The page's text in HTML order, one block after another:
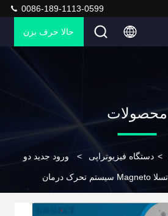
0086-189-1113-0599
حالا حرف بزن
محصولات
> دستگاه فیزیوتراپی > ورود جدید دو
کانال PMST MAX DUO 7 تسلا Magneto سیستم تحرک درمان